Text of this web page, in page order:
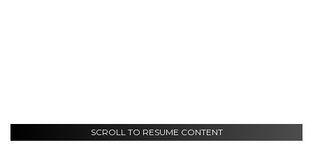
SCROLL TO RESUME CONTENT